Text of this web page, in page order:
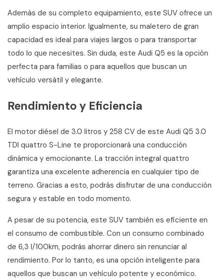
Además de su completo equipamiento, este SUV ofrece un
amplio espacio interior. Igualmente, su maletero de gran
capacidad es ideal para viajes largos o para transportar
todo lo que necesites. Sin duda, este Audi Q5 es la opción
perfecta para familias o para aquellos que buscan un
vehículo versátil y elegante.
Rendimiento y Eficiencia
El motor diésel de 3.0 litros y 258 CV de este Audi Q5 3.0
TDI quattro S-Line te proporcionará una conducción
dinámica y emocionante. La tracción integral quattro
garantiza una excelente adherencia en cualquier tipo de
terreno. Gracias a esto, podrás disfrutar de una conducción
segura y estable en todo momento.
A pesar de su potencia, este SUV también es eficiente en
el consumo de combustible. Con un consumo combinado
de 6,3 l/100km, podrás ahorrar dinero sin renunciar al
rendimiento. Por lo tanto, es una opción inteligente para
aquellos que buscan un vehículo potente y económico.